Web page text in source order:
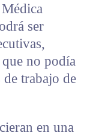
ser
no podía
de trabajo de
en una